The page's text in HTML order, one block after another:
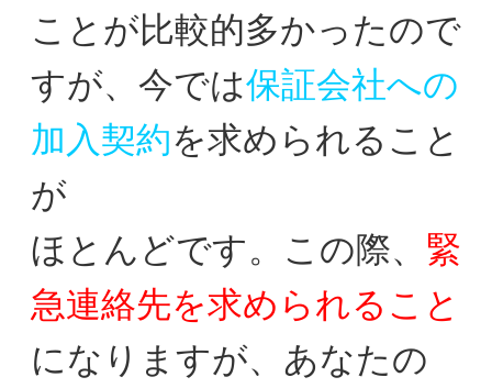
ことが比較的多かったので
すが、今では保証会社への
加入契約を求められること
が
ほとんどです。この際、 緊
急連絡先を求められること
になりますが、あなたの